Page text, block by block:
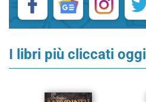
I libri più cliccati oggi